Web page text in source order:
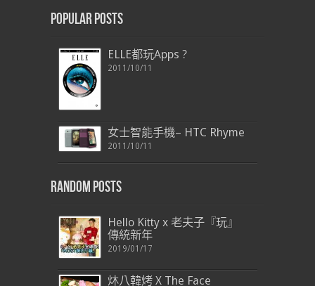
Popular Posts
ELLE都玩Apps ?
2011/10/11
女士智能手機– HTC Rhyme
2011/10/11
Random Posts
Hello Kitty x 老夫子『玩』
傳統新年
2019/01/17
炑八韓烤 X The Face